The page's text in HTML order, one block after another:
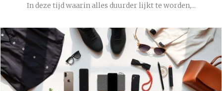
In deze tijd waarin alles duurder lijkt te worden,...